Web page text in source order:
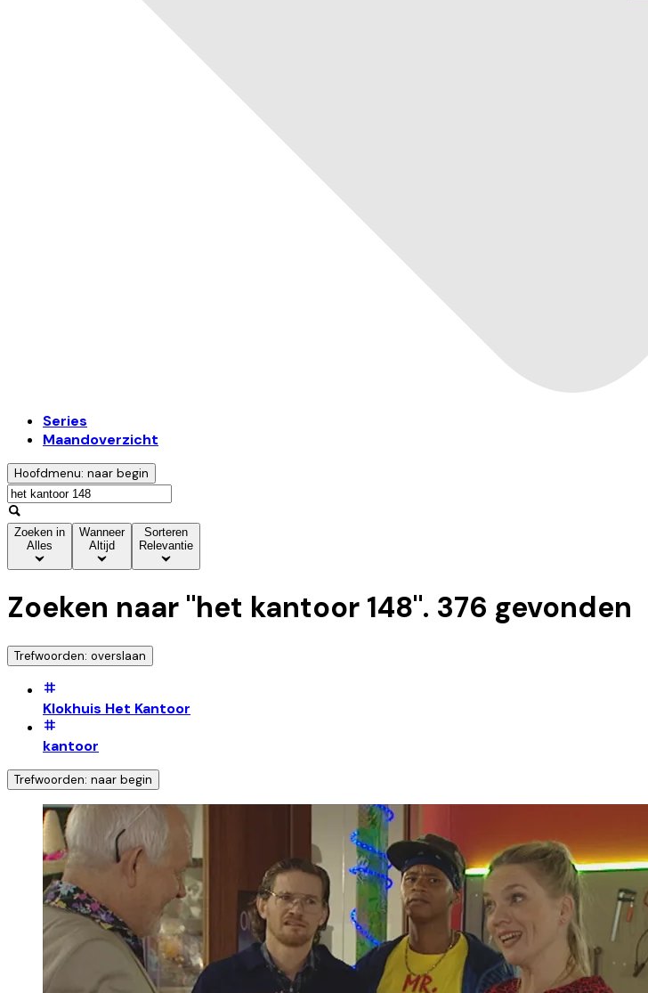
Series
Maandoverzicht
Hoofdmenu: naar begin
Zoeken in
Alles
Wanneer
Altijd
Sorteren
Relevantie
Zoeken naar "het kantoor 148". 376 gevonden
Trefwoorden: overslaan
Klokhuis Het Kantoor
kantoor
Trefwoorden: naar begin